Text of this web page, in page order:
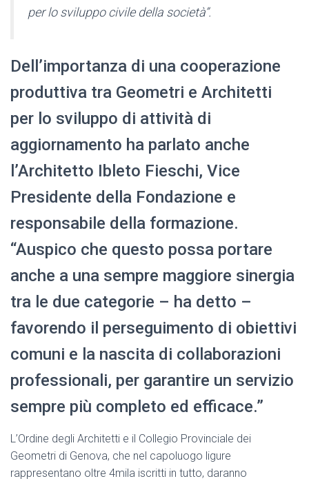
per lo sviluppo civile della società”.
Dell’importanza di una cooperazione
produttiva tra Geometri e Architetti
per lo sviluppo di attività di
aggiornamento ha parlato anche
l’Architetto Ibleto Fieschi, Vice
Presidente della Fondazione e
responsabile della formazione.
“Auspico che questo possa portare
anche a una sempre maggiore sinergia
tra le due categorie – ha detto –
favorendo il perseguimento di obiettivi
comuni e la nascita di collaborazioni
professionali, per garantire un servizio
sempre più completo ed efficace.”
L’Ordine degli Architetti e il Collegio Provinciale dei
Geometri di Genova, che nel capoluogo ligure
rappresentano oltre 4mila iscritti in tutto, daranno